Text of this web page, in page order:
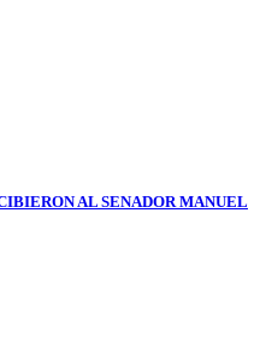
AL SENADOR MANUEL